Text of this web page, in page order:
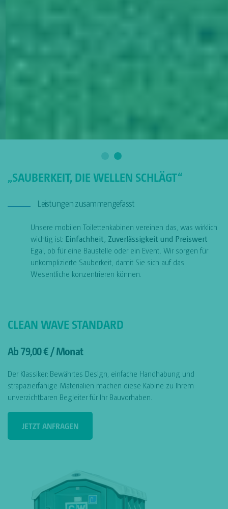
„SAUBERKEIT, DIE WELLEN SCHLÄGT“
Leistungen zusammengefasst
Unsere mobilen Toilettenkabinen vereinen das, was wirklich
wichtig ist: Einfachheit, Zuverlässigkeit und Preiswert
Egal, ob für eine Baustelle oder ein Event. Wir sorgen für
unkomplizierte Sauberkeit, damit Sie sich auf das
Wesentliche konzentrieren können.
CLEAN WAVE STANDARD
Ab 79,00 € / Monat
Der Klassiker: Bewährtes Design, einfache Handhabung und
strapazierfähige Materialien machen diese Kabine zu Ihrem
unverzichtbaren Begleiter für Ihr Bauvorhaben.
JETZT ANFRAGEN